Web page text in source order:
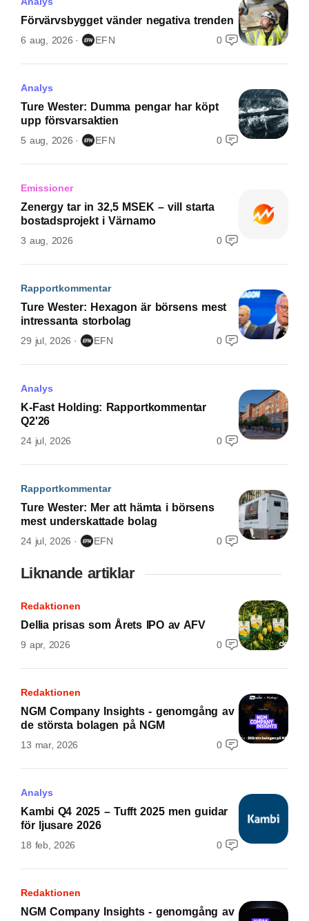
Förvärvsbygget vänder negativa trenden
6 aug, 2026 EFN 0
Analys
Ture Wester: Dumma pengar har köpt
upp försvarsaktien
5 aug, 2026 EFN 0
Emissioner
Zenergy tar in 32,5 MSEK – vill starta
bostadsprojekt i Värnamo
3 aug, 2026 0
Rapportkommentar
Ture Wester: Hexagon är börsens mest
intressanta storbolag
29 jul, 2026 EFN 0
Analys
K-Fast Holding: Rapportkommentar
Q2'26
24 jul, 2026 0
Rapportkommentar
Ture Wester: Mer att hämta i börsens
mest underskattade bolag
24 jul, 2026 EFN 0
Liknande artiklar
Redaktionen
Dellia prisas som Årets IPO av AFV
9 apr, 2026 0
Redaktionen
NGM Company Insights - genomgång av
de största bolagen på NGM
13 mar, 2026 0
Analys
Kambi Q4 2025 – Tufft 2025 men guidar
för ljusare 2026
18 feb, 2026 0
Redaktionen
NGM Company Insights - genomgång av